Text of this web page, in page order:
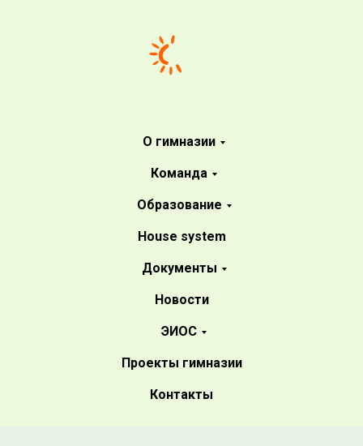
О гимназии
Команда
Образование
House system
Документы
Новости
ЭИОС
Проекты гимназии
Контакты